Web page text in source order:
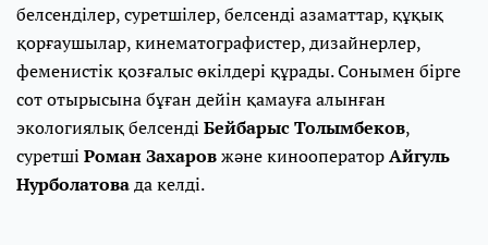
белсенділер, суретшілер, белсенді азаматтар, құқық
қорғаушылар, кинематографистер, дизайнерлер,
феменистік қозғалыс өкілдері құрады. Сонымен бірге
сот отырысына бұған дейін қамауға алынған
экологиялық белсенді Бейбарыс Толымбеков,
суретші Роман Захаровжәне кинооператорАйгуль
Нурболатовада келді.